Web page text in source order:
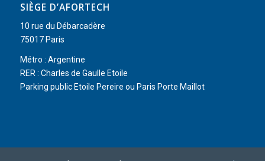
SIÈGE D’AFORTECH
10 rue du Débarcadère
75017 Paris
Métro : Argentine
RER : Charles de Gaulle Etoile
Parking public Etoile Pereire ou Paris Porte Maillot